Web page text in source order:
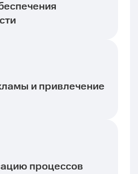
и привлечение
процессов